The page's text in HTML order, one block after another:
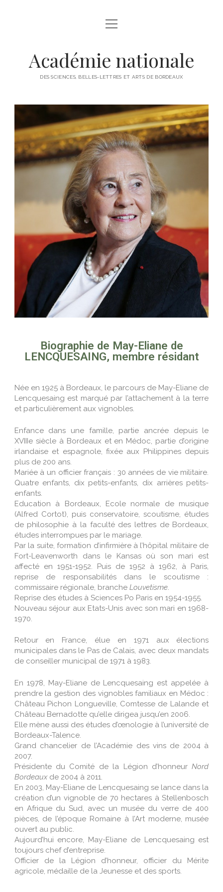
ACCUEIL
ACTUALITÉS
CONSEIL D’ADMINISTRATION
MEMBRES DE DROIT
MEMBRES RÉSIDANTS
MEMBRES HONORAIRES
MEMBRES D’HONNEUR
MEMBRES ASSOCIÉS
MEMBRES CORRESPONDANTS
PROGRAMME
2025
2024
2022
2021
2020
2019
VIE DE L’ACADEMIE
PRIX
PUBLICATIONS
ACTES ANNUELS
BROCHURE ANNUELLE DE PRESENTATION DES PRIX
AUTRES PUBLICATIONS
TABLES QUINQUENNALES
PUBLICATIONS DES MEMBRES
Académie nationale
DES SCIENCES, BELLES-LETTRES ET ARTS DE BORDEAUX
Biographie de May-Eliane de
LENCQUESAING, membre résidant
Née en 1925 à Bordeaux, le parcours de May-Eliane de
Lencquesaing est marqué par l’attachement à la terre
et particulièrement aux vignobles.
Enfance dans une famille, partie ancrée depuis le
XVIIIe siècle à Bordeaux et en Médoc, partie d’origine
irlandaise et espagnole, fixée aux Philippines depuis
plus de 200 ans.
Mariée à un officier français : 30 années de vie militaire.
Quatre enfants, dix petits-enfants, dix arrières petits-
enfants.
Education à Bordeaux, Ecole normale de musique
(Alfred Cortot), puis conservatoire, scoutisme, études
de philosophie à la faculté des lettres de Bordeaux,
études interrompues par le mariage.
Par la suite, formation d’infirmière à l’hôpital militaire de
Fort-Leavenworth dans le Kansas où son mari est
affecté en 1951-1952. Puis de 1952 à 1962, à Paris,
reprise de responsabilités dans le scoutisme :
commissaire régionale, branche Louvetisme.
Reprise des études à Sciences Po Paris en 1954-1955.
Nouveau séjour aux Etats-Unis avec son mari en 1968-
1970.
Retour en France, élue en 1971 aux élections
municipales dans le Pas de Calais, avec deux mandats
de conseiller municipal de 1971 à 1983.
En 1978, May-Eliane de Lencquesaing est appelée à
prendre la gestion des vignobles familiaux en Médoc :
Château Pichon Longueville, Comtesse de Lalande et
Château Bernadotte qu’elle dirigea jusqu’en 2006.
Elle mène aussi des études d’œnologie à l’université de
Bordeaux-Talence.
Grand chancelier de l’Académie des vins de 2004 à
2007.
Présidente du Comité de la Légion d’honneurNord
Bordeauxde 2004 à 2011.
En 2003, May-Eliane de Lencquesaing se lance dans la
création d’un vignoble de 70 hectares à Stellenbosch
en Afrique du Sud, avec un musée du verre de 400
pièces, de l’époque Romaine à l’Art moderne, musée
ouvert au public.
Aujourd’hui encore, May-Eliane de Lencquesaing est
toujours chef d’entreprise.
Officier de la Légion d’honneur, officier du Mérite
agricole, médaille de la Jeunesse et des sports.